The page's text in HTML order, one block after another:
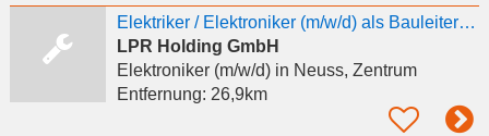
Elektriker / Elektroniker (m/w/d) als Bauleiter - Energiewirtschaft
LPR Holding GmbH
Elektroniker (m/w/d)in Neuss, Zentrum
Entfernung: 26,9km